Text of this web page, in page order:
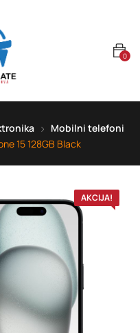
0
Mobilni telefoni
15 128GB Black
AKCIJA!